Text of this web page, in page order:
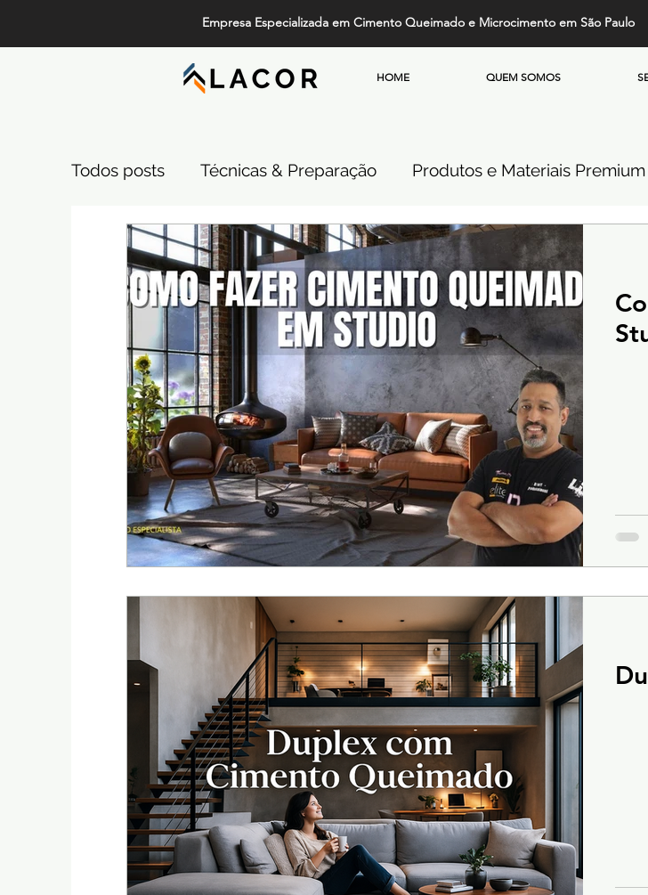
Empresa Especializada em Cimento Queimado e Microcimento em São Paulo
HOME QUEM SOMOS
Todos posts Técnicas & Preparação Produtos e Materiais Premium
Design, Tendências e Serviços Piso de Cimento Queimado
Projetos de Alto Padrão Cimento Queimado Microcimento
Comparativos de Revestimentos Cimento Queimado Soluções